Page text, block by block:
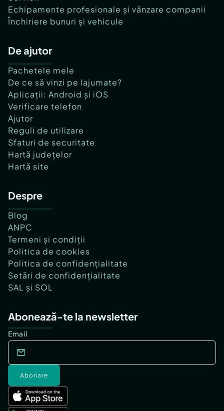
Echipamente profesionale și vânzare companii
Închiriere bunuri și vehicule
De ajutor
Pachetele mele
De ce să vinzi pe lajumate?
Aplicații: Android și iOS
Verificare telefon
Ajutor
Reguli de utilizare
Sfaturi de securitate
Hartă județelor
Hartă site
Despre
Blog
ANPC
Termeni și condiții
Politica de cookies
Politica de confidențialitate
Setări de confidențialitate
SAL și SOL
Abonează-te la newsletter
Email
Abonare